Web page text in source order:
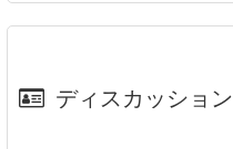
ディスカッション